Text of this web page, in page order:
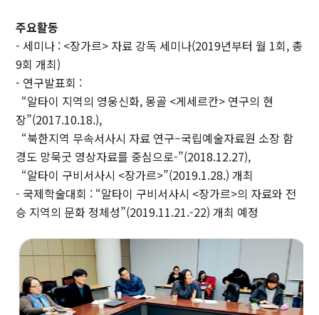
주요활동
- 세미나 : <장가르> 자료 강독 세미나(2019년부터 월 1회, 총
9회 개최)
- 연구발표회 :
“알타이 지역의 영웅신화, 몽골 <게세르칸> 연구의 현
장”(2017.10.18.),
“북한지역 무속서사시 자료 연구–국립예술자료원 소장 함
경도 망묵굿 영상자료를 중심으로-”(2018.12.27),
“알타이 구비서사시 <장가르>”(2019.1.28.) 개최
- 국제학술대회 : “알타이 구비서사시 <장가르>의 자료와 전
승 지역의 문화 정체성”(2019.11.21.-22) 개최 예정
동아문화연구소
영문화권연구소
불어문화권연구소
독일어문화권연구소
러시아연구소
종교문제연구소
예술문화연구소
중국어문학연구소
문화유산연구소
중앙유라시아연구소
서양고전학연구소
인지과학연구소
연구소
라틴아메리카연구소
미국학연구소
국제화지원센터
교육지원센터
학생생활문화원